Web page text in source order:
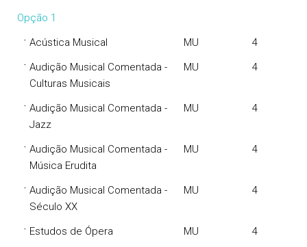
Opção 1
· Acústica Musical MU 4
· Audição Musical Comentada -
Culturas Musicais
MU 4
· Audição Musical Comentada -
Jazz
MU 4
· Audição Musical Comentada -
Música Erudita
MU 4
· Audição Musical Comentada -
Século XX
MU 4
· Estudos de Ópera MU 4